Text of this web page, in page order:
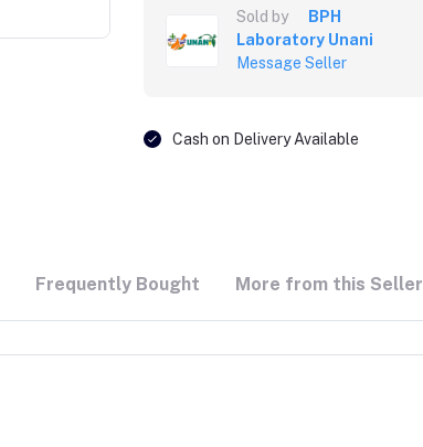
Sold by
BPH
Laboratory Unani
Message Seller
Cash on Delivery Available
Frequently Bought More from this Seller